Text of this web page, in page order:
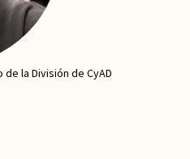
la División de CyAD